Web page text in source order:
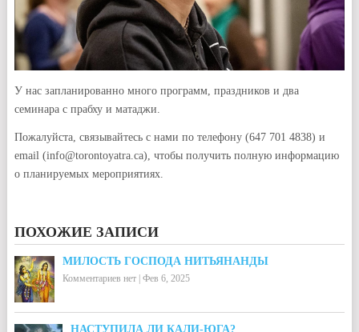
У нас запланированно много программ, праздников и два
семинара с прабху и матаджи.
Пожалуйста, связывайтесь с нами по телефону (647 701 4838) и
email (info@torontoyatra.ca), чтобы получить полную информацию
о планируемых мероприятиях.
ПОХОЖИЕ ЗАПИСИ
МИЛОСТЬ ГОСПОДА НИТЬЯНАНДЫ
Комментариев нет| Фев 6, 2025
НАСТУПИЛА ЛИ КАЛИ-ЮГА?